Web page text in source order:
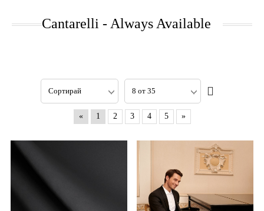
Cantarelli - Always Available
« 1 2 3 4 5 »